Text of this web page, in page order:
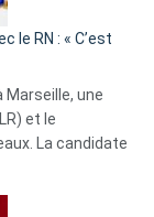
Algérie
le RN : « C’est
une
et le
La candidate